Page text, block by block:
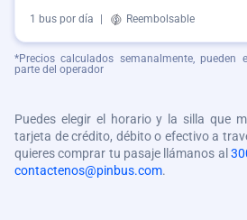
1 bus por día Reembolsable
*Precios calculados semanalmente,
parte del operador
Puedes elegir el horario y la silla que
tarjeta de crédito, débito o efectivo a
quieres comprar tu pasaje llámanos al
contactenos@pinbus.com.